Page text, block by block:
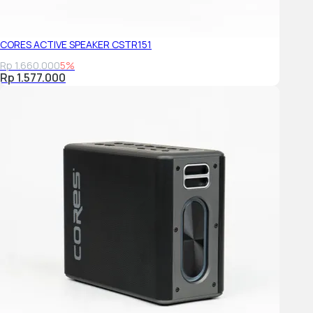
CORES ACTIVE SPEAKER CSTR151
Rp 1.660.0005%
Rp 1.577.000